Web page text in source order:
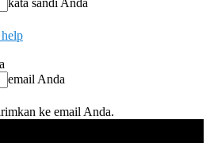
kata sandi Anda
email Anda
ke email Anda.